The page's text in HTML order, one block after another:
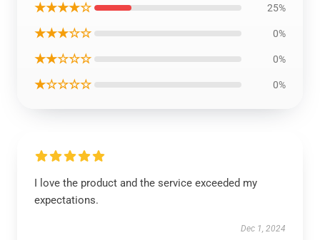
★★★★☆ 25%
★★★☆☆ 0%
★★☆☆☆ 0%
★☆☆☆☆ 0%
I love the product and the service exceeded my
expectations.
Dec 1, 2024